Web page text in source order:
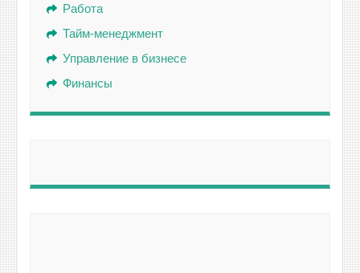
Работа
Тайм-менеджмент
Управление в бизнесе
Финансы